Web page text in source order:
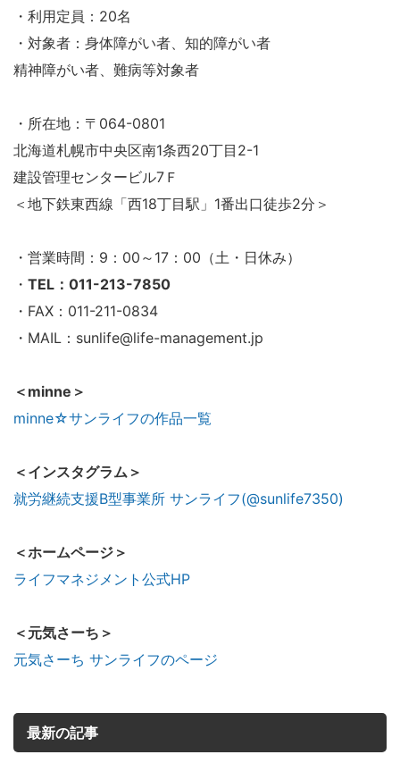
・利用定員：20名
・対象者：身体障がい者、知的障がい者
精神障がい者、難病等対象者
・所在地：〒064-0801
北海道札幌市中央区南1条西20丁目2-1
建設管理センタービル7Ｆ
＜地下鉄東西線「西18丁目駅」1番出口徒歩2分＞
・営業時間：9：00～17：00（土・日休み）
・ TEL：011-213-7850
・FAX：011-211-0834
・MAIL：sunlife@life-management.jp
＜minne＞
minne☆サンライフの作品一覧
＜インスタグラム＞
就労継続支援B型事業所 サンライフ(@sunlife7350)
＜ホームページ＞
ライフマネジメント公式HP
＜元気さーち＞
元気さーち サンライフのページ
最新の記事